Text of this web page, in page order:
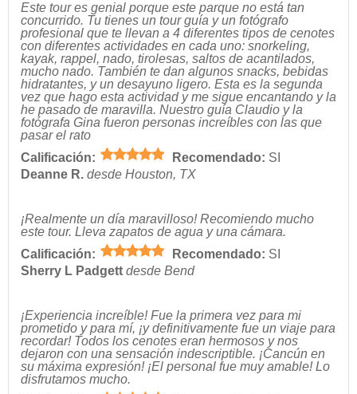
Este tour es genial porque este parque no está tan
concurrido. Tu tienes un tour guía y un fotógrafo
profesional que te llevan a 4 diferentes tipos de cenotes
con diferentes actividades en cada uno: snorkeling,
kayak, rappel, nado, tirolesas, saltos de acantilados,
mucho nado. También te dan algunos snacks, bebidas
hidratantes, y un desayuno ligero. Esta es la segunda
vez que hago esta actividad y me sigue encantando y la
he pasado de maravilla. Nuestro guía Claudio y la
fotógrafa Gina fueron personas increíbles con las que
pasar el rato
Calificación:
Recomendado: SI
Deanne R. desde Houston, TX
¡Realmente un día maravilloso! Recomiendo mucho
este tour. Lleva zapatos de agua y una cámara.
Calificación:
Recomendado: SI
Sherry L Padgett desde Bend
¡Experiencia increíble! Fue la primera vez para mi
prometido y para mí, ¡y definitivamente fue un viaje para
recordar! Todos los cenotes eran hermosos y nos
dejaron con una sensación indescriptible. ¡Cancún en
su máxima expresión! ¡El personal fue muy amable! Lo
disfrutamos mucho.